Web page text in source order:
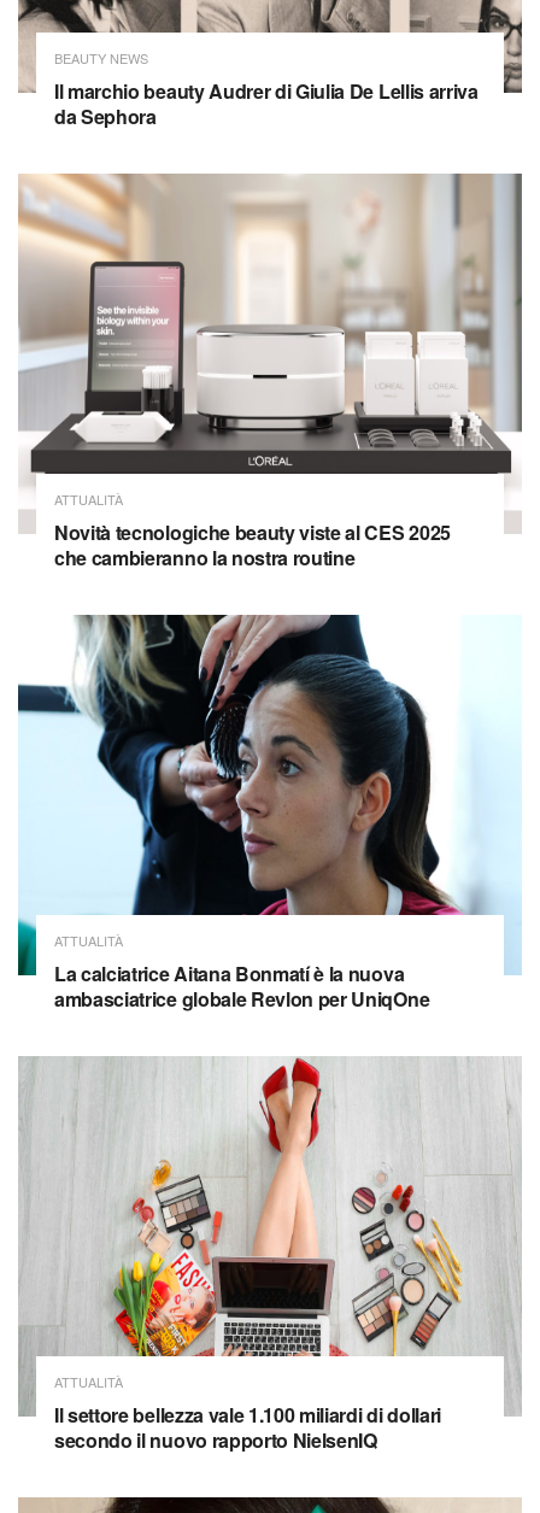
BEAUTY NEWS
Il marchio beauty Audrer di Giulia De Lellis arriva
da Sephora
ATTUALITÀ
Novità tecnologiche beauty viste al CES 2025
che cambieranno la nostra routine
ATTUALITÀ
La calciatrice Aitana Bonmatí è la nuova
ambasciatrice globale Revlon per UniqOne
ATTUALITÀ
Il settore bellezza vale 1.100 miliardi di dollari
secondo il nuovo rapporto NielsenIQ